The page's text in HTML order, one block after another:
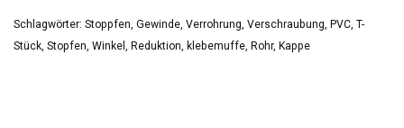
Schlagwörter: Stoppfen Gewinde Verrohrung Verschraubung PVC T-
Stück Stopfen Winkel Reduktion klebemuffe Rohr, Kappe